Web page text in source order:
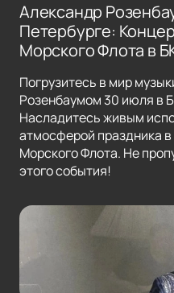
Александр
Петербурге:
Морского Флота в
Погрузитесь в мир
Розенбаумом 30 июля в
Насладитесь живым
атмосферой праздника
Морского Флота. Не
этого события!